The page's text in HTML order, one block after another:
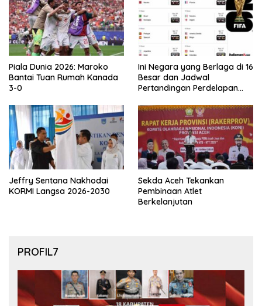
Piala Dunia 2026: Maroko
Bantai Tuan Rumah Kanada
3-0
Ini Negara yang Berlaga di 16
Besar dan Jadwal
Pertandingan Perdelapan
Jeffry Sentana Nakhodai
KORMI Langsa 2026-2030
Sekda Aceh Tekankan
Pembinaan Atlet
Berkelanjutan
PROFIL7